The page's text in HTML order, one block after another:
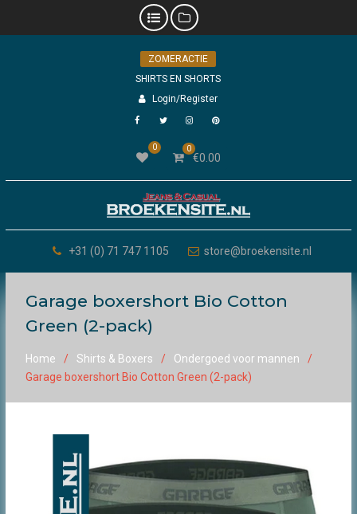
ZOMERACTIE
SHIRTS EN SHORTS
Login/Register
0 0
€0.00
+31 (0) 71 747 1105 store@broekensite.nl
Garage boxershort Bio Cotton
Green (2-pack)
Home Shirts & Boxers
Ondergoed voor mannen
Garage boxershort Bio Cotton Green (2-pack)